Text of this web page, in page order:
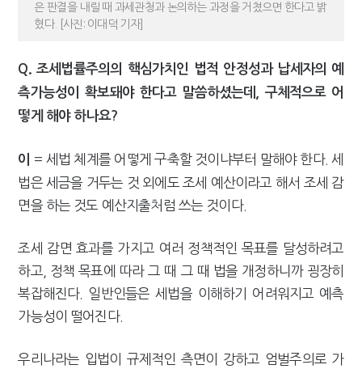
은 판결을 내릴 때 과세관청과 논의하는 과정을 거쳤으면 한다고 밝
혔다. [사진: 이대덕 기자]
Q. 조세법률주의의 핵심가치인 법적 안정성과 납세자의 예
측가능성이 확보돼야 한다고 말씀하셨는데, 구체적으로 어
떻게 해야 하나요?
이 = 세법 체계를 어떻게 구축할 것이냐부터 말해야 한다. 세
법은 세금을 거두는 것 외에도 조세 예산이라고 해서 조세 감
면을 하는 것도 예산지출처럼 쓰는 것이다.
조세 감면 효과를 가지고 여러 정책적인 목표를 달성하려고
하고, 정책 목표에 따라 그 때 그 때 법을 개정하니까 굉장히
복잡해진다. 일반인들은 세법을 이해하기 어려워지고 예측
가능성이 떨어진다.
우리나라는 입법이 규제적인 측면이 강하고 엄벌주의로 가